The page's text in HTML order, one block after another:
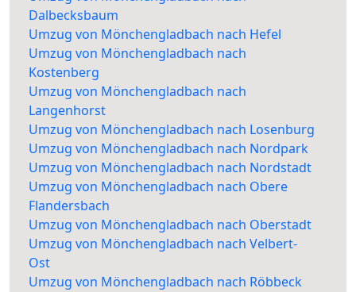
Dalbecksbaum
Umzug von Mönchengladbach nach Hefel
Umzug von Mönchengladbach nach
Kostenberg
Umzug von Mönchengladbach nach
Langenhorst
Umzug von Mönchengladbach nach Losenburg
Umzug von Mönchengladbach nach Nordpark
Umzug von Mönchengladbach nach Nordstadt
Umzug von Mönchengladbach nach Obere
Flandersbach
Umzug von Mönchengladbach nach Oberstadt
Umzug von Mönchengladbach nach Velbert-
Ost
Umzug von Mönchengladbach nach Röbbeck